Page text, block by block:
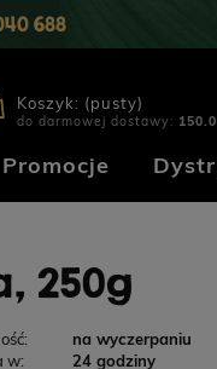
688
Koszyk: (pusty)
do darmowej dostawy:
Promocje
250g
na wyczerpaniu
w:
24 godziny